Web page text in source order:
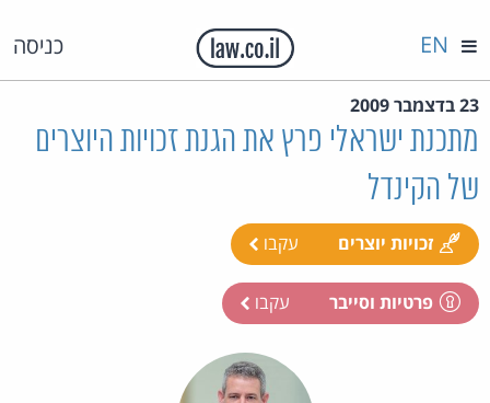
כניסה EN
23 בדצמבר 2009
מתכנת ישראלי פרץ את הגנת זכויות היוצרים
של הקינדל
זכויות יוצרים עקבו
פרטיות וסייבר עקבו